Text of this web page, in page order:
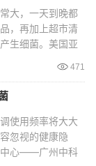
大，一天到晚都
，再加上超市清
生细菌。美国亚
471
使用频率将大大
忽视的健康隐
中心——广州中科